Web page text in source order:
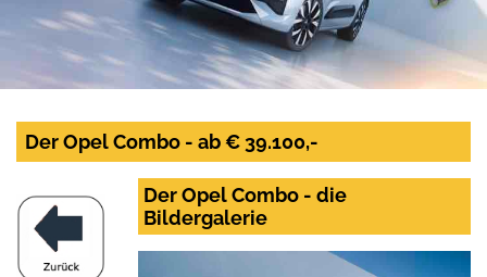
Der Opel Combo - ab € 39.100,-
Der Opel Combo - die
Bildergalerie